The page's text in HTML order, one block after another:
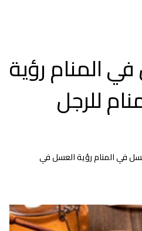
المنام رؤية
للرجل
في المنام رؤية العسل في